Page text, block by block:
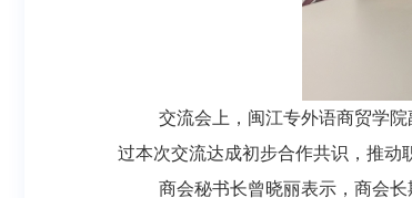
交流会上，闽江专外语商贸学
过本次交流达成初步合作共识，推动
商会秘书长曾晓丽表示，商会